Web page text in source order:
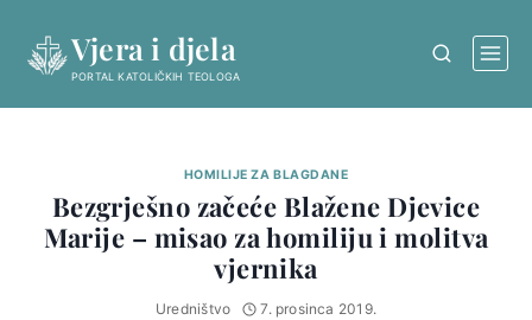
content
Vjera i djela
PORTAL KATOLIČKIH TEOLOGA
HOMILIJE ZA BLAGDANE
Bezgrješno začeće Blažene Djevice
Marije – misao za homiliju i molitva
vjernika
Uredništvo 7. prosinca 2019.